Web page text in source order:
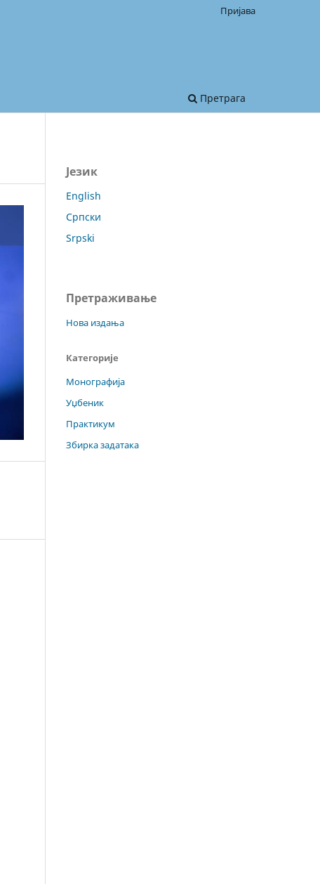
Претрага
Пријава
Језик
English
Српски
Srpski
Претраживање
Нова издања
Категорије
Монографија
Уџбеник
Практикум
Збирка задатака